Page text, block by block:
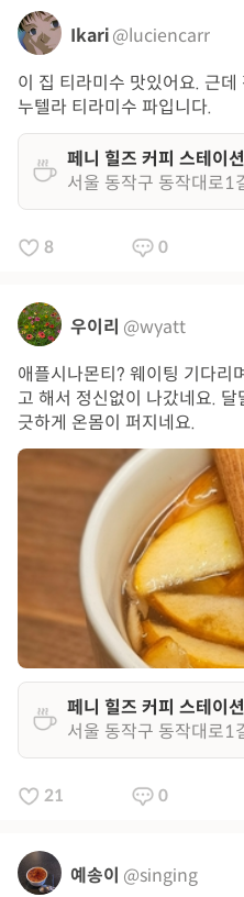
Ikari@luciencarr
이 집 티라미수 맛있어요. 근
누텔라 티라미수 파입니다.
페니 힐즈 커피 스테이션
서울 동작구 동작대로
8 0
우이리 @wyatt
애플시나몬티? 웨이팅 기다리
고 해서 정신없이 나갔네요.
긋하게 온몸이 퍼지네요.
페니 힐즈 커피 스테이션
서울 동작구 동작대로
21 0
예송이 @singing